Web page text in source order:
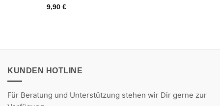
9,90 €
KUNDEN HOTLINE
Für Beratung und Unterstützung stehen wir Dir gerne zur